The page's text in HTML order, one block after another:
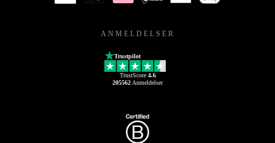
ANMELDELSER
Trustpilot
TrustScore 4.6
205562 Anmeldelser